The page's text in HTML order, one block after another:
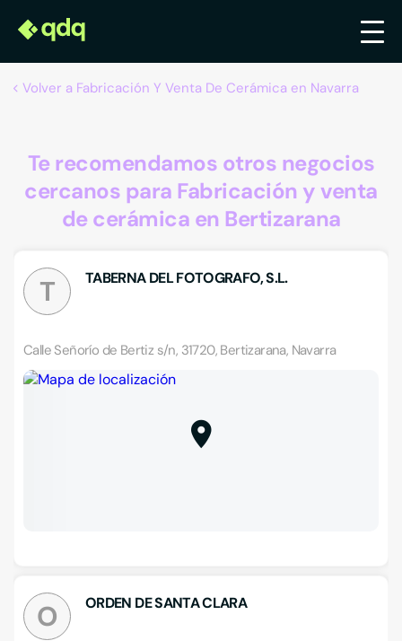
Volver a Fabricación Y Venta De Cerámica en Navarra
Te recomendamos otros negocios
cercanos para Fabricación y venta
de cerámica en Bertizarana
T TABERNA DEL FOTOGRAFO, S.L.
Calle Señorío de Bertiz s/n, 31720, Bertizarana, Navarra
O ORDEN DE SANTA CLARA